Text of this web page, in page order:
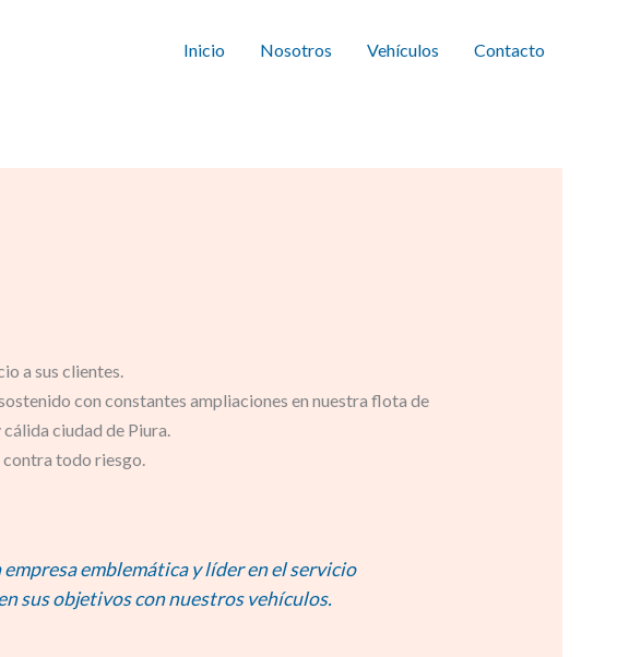
Inicio Nosotros Vehículos Contacto
a sus clientes.
con constantes ampliaciones en nuestra flota de
ciudad de Piura.
contra todo riesgo.
emblemática y líder en el servicio
sus objetivos con nuestros vehículos.